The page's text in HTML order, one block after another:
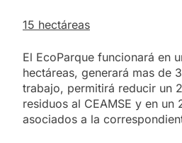
15 hectáreas
El EcoParque funcionará en
hectáreas, generará mas de
trabajo, permitirá reducir un
residuos al CEAMSE y en
asociados a la